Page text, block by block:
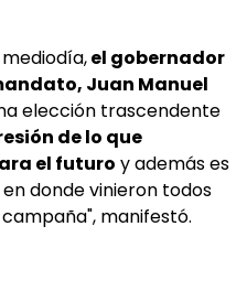
el gobernador
Juan Manuel
elección trascendente
de lo que
el futuro y además es
donde vinieron todos
manifestó.